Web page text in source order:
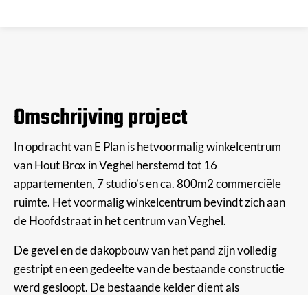
Omschrijving project
In opdracht van E Plan is hetvoormalig winkelcentrum
van Hout Brox in Veghel herstemd tot 16
appartementen, 7 studio’s en ca. 800m2 commerciële
ruimte. Het voormalig winkelcentrum bevindt zich aan
de Hoofdstraat in het centrum van Veghel.
De gevel en de dakopbouw van het pand zijn volledig
gestript en een gedeelte van de bestaande constructie
werd gesloopt. De bestaande kelder dient als